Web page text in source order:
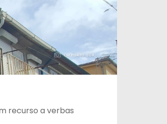
recurso a verbas